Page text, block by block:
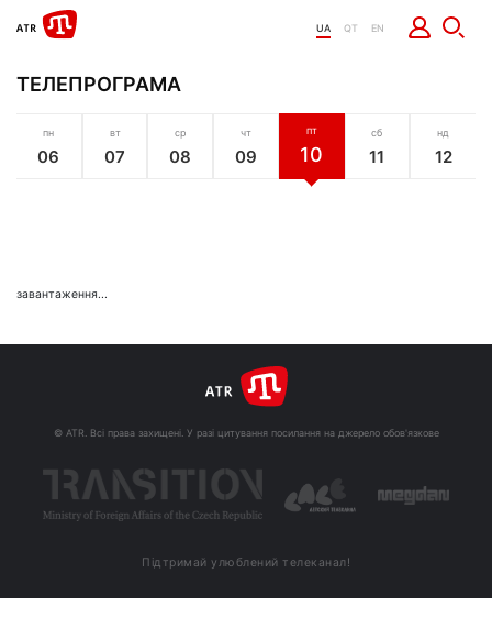
UA QT EN
ТЕЛЕПРОГРАМА
пн
06
вт
07
ср
08
чт
09
ПТ
10
сб
11
нд
12
завантаження...
© ATR. Всі права захищені. У разі цитування посилання на джерело обов'язкове
Підтримай улюблений телеканал!